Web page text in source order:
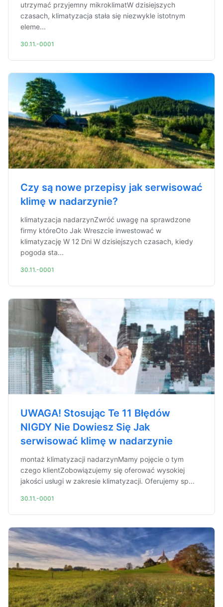
utrzymać przyjemny mikroklimatW dzisiejszych
czasach, klimatyzacja stała się niezwykle istotnym
eleme...
30.11.-0001
Czy są nowe przepisy jak serwisować
klimę w nadarzynie?
klimatyzacja nadarzynZwróć uwagę na sprawdzone
firmy któreOto Jak Wreszcie inwestować w
klimatyzację W 12 Dni W dzisiejszych czasach, kiedy
pogoda sta...
30.11.-0001
UWAGA! Stosując Te 11 Błędów
NIGDY Nie Dowiesz Się Jak
serwisować klimę w nadarzynie
montaż klimatyzacji nadarzynMamy pojęcie o tym
czego klientZobowiązujemy się oferować wysokiej
jakości usługi w zakresie klimatyzacji. Oferujemy sp...
30.11.-0001